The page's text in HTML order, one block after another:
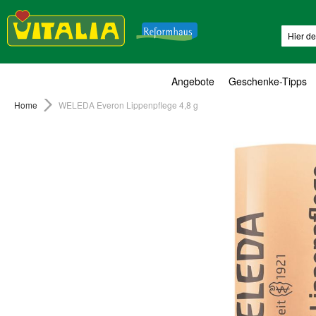
Angebote Geschenke-Tipps
Home WELEDA Everon Lippenpflege 4,8 g